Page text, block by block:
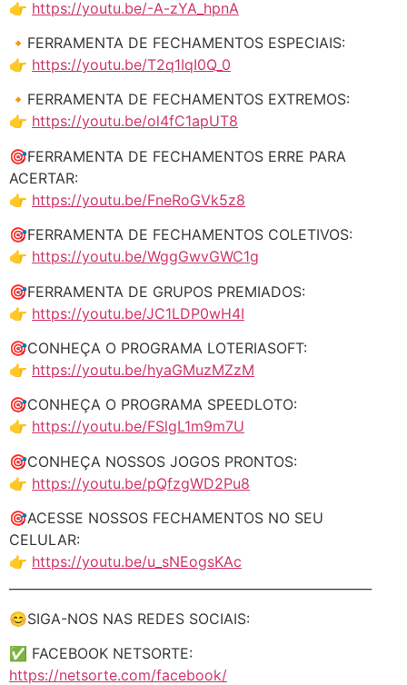
👉 https://youtu.be/-A-zYA_hpnA
🔸FERRAMENTA DE FECHAMENTOS ESPECIAIS:
👉 https://youtu.be/T2q1IqI0Q_0
🔸FERRAMENTA DE FECHAMENTOS EXTREMOS:
👉 https://youtu.be/ol4fC1apUT8
🎯FERRAMENTA DE FECHAMENTOS ERRE PARA
ACERTAR:
👉 https://youtu.be/FneRoGVk5z8
🎯FERRAMENTA DE FECHAMENTOS COLETIVOS:
👉 https://youtu.be/WggGwvGWC1g
🎯FERRAMENTA DE GRUPOS PREMIADOS:
👉 https://youtu.be/JC1LDP0wH4I
🎯CONHEÇA O PROGRAMA LOTERIASOFT:
👉 https://youtu.be/hyaGMuzMZzM
🎯CONHEÇA O PROGRAMA SPEEDLOTO:
👉 https://youtu.be/FSlgL1m9m7U
🎯CONHEÇA NOSSOS JOGOS PRONTOS:
👉 https://youtu.be/pQfzgWD2Pu8
🎯ACESSE NOSSOS FECHAMENTOS NO SEU
CELULAR:
👉 https://youtu.be/u_sNEogsKAc
😊SIGA-NOS NAS REDES SOCIAIS:
✅ FACEBOOK NETSORTE:
https://netsorte.com/facebook/